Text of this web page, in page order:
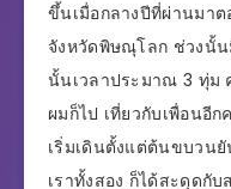
ขึ้นเมื่อกลางปีที่ผ่านมาต
จังหวัดพิษณุโลก ช่วงนั้
นั้นเวลาประมาณ 3 ทุ่ม
ผมก็ไป เที่ยวกับเพื่อนอี
เริ่มเดินตั้งแต่ต้นขบวน
เราทั้งสอง ก็ได้สะดุดกั